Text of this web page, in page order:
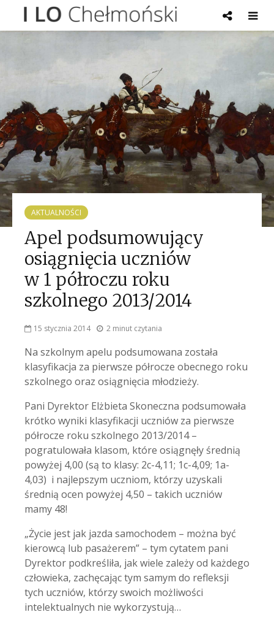
AKTUALNOŚCI
Apel podsumowujący
osiągnięcia uczniów
w 1 półroczu roku
szkolnego 2013/2014
15 stycznia 2014 2 minut czytania
Na szkolnym apelu podsumowana została
klasyfikacja za pierwsze półrocze obecnego roku
szkolnego oraz osiągnięcia młodzieży.
Pani Dyrektor Elżbieta Skoneczna podsumowała
krótko wyniki klasyfikacji uczniów za pierwsze
półrocze roku szkolnego 2013/2014 –
pogratulowała klasom, które osiągnęły średnią
powyżej 4,00 (są to klasy: 2c-4,11; 1c-4,09; 1a-
4,03) i najlepszym uczniom, którzy uzyskali
średnią ocen powyżej 4,50 – takich uczniów
mamy 48!
„Życie jest jak jazda samochodem – można być
kierowcą lub pasażerem” – tym cytatem pani
Dyrektor podkreśliła, jak wiele zależy od każdego
człowieka, zachęcając tym samym do refleksji
tych uczniów, którzy swoich możliwości
intelektualnych nie wykorzystują…